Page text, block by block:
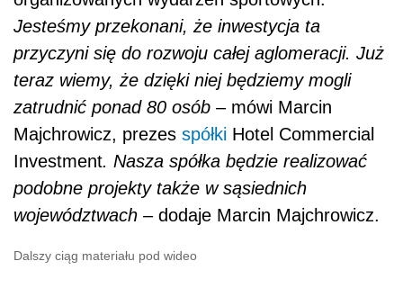
Jesteśmy przekonani, że inwestycja ta
przyczyni się do rozwoju całej aglomeracji. Już
teraz wiemy, że dzięki niej będziemy mogli
zatrudnić ponad 80 osób – mówi Marcin
Majchrowicz, prezes spółki Hotel Commercial
Investment. Nasza spółka będzie realizować
podobne projekty także w sąsiednich
województwach – dodaje Marcin Majchrowicz.
Dalszy ciąg materiału pod wideo